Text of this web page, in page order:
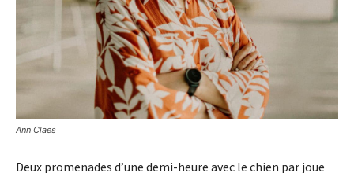
Ann Claes
Deux promenades d’une demi-heure avec le chien par joue